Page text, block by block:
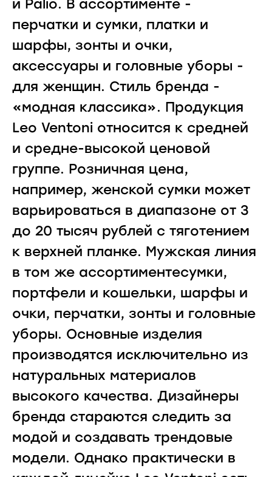
и Paliо. В ассортименте -
перчатки и сумки, платки и
шарфы, зонты и очки,
аксессуары и головные уборы -
для женщин. Стиль бренда -
«модная классика». Продукция
Leo Ventoni относится к средней
и средне-высокой ценовой
группе. Розничная цена,
например, женской сумки может
варьироваться в диапазоне от 3
до 20 тысяч рублей с тяготением
к верхней планке. Мужская линия
в том же ассортиментесумки,
портфели и кошельки, шарфы и
очки, перчатки, зонты и головные
уборы. Основные изделия
производятся исключительно из
натуральных материалов
высокого качества. Дизайнеры
бренда стараются следить за
модой и создавать трендовые
модели. Однако практически в